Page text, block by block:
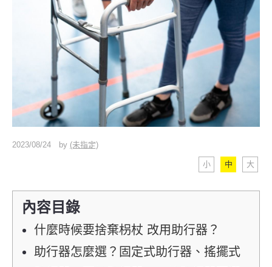
2023/08/24 by (未指定)
小 中 大
內容目錄
什麼時候要捨棄枴杖 改用助行器？
助行器怎麼選？固定式助行器、搖擺式